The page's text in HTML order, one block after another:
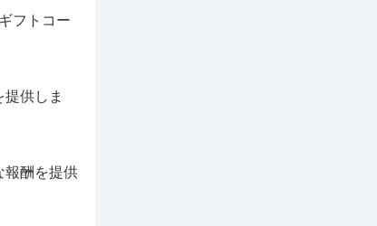
フトコー
供しま
報酬を提供